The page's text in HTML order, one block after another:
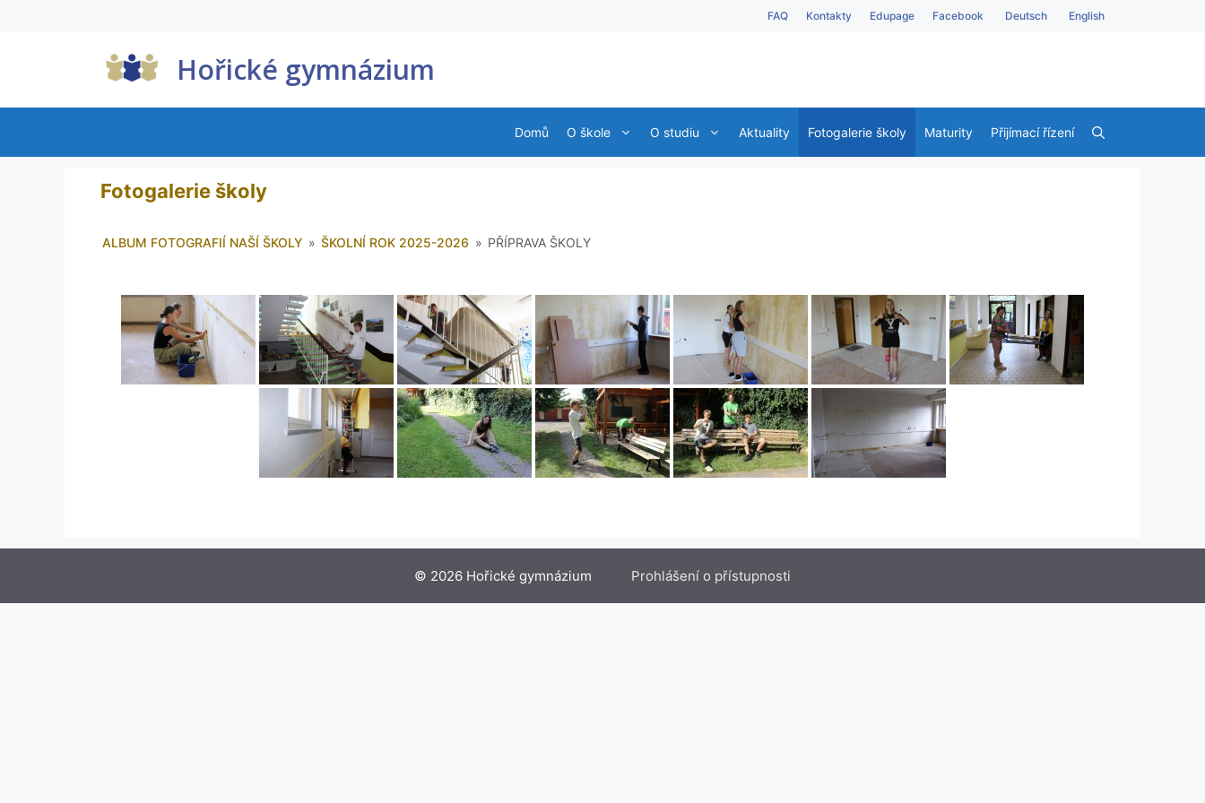
FAQ Kontakty Edupage Facebook Deutsch English
Hořické gymnázium
Domů O škole O studiu Aktuality Fotogalerie školy Maturity Přijímací řízení
Fotogalerie školy
ALBUM FOTOGRAFIÍ NAŠÍ ŠKOLY » ŠKOLNÍ ROK 2025-2026 » PŘÍPRAVA ŠKOLY
© 2026 Hořické gymnázium Prohlášení o přístupnosti